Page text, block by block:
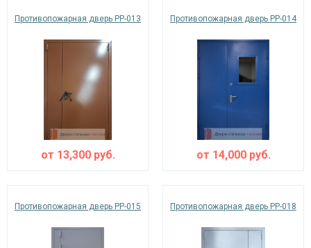
Противопожарная дверь PP-013
от 13,300руб.
Противопожарная дверь PP-014
от 14,000руб.
Противопожарная дверь PP-015 Противопожарная дверь PP-018